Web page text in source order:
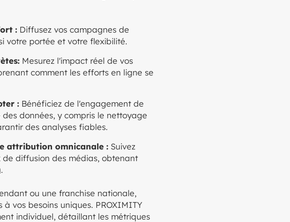
: Diffusez vos campagnes de
votre portée et votre flexibilité.
Mesurez l'impact réel de vos
comment les efforts en ligne se
: Bénéficiez de l'engagement de
données, y compris le nettoyage
des analyses fiables.
attribution omnicanale : Suivez
diffusion des médias, obtenant
ou une franchise nationale,
vos besoins uniques. PROXIMITY
individuel, détaillant les métriques